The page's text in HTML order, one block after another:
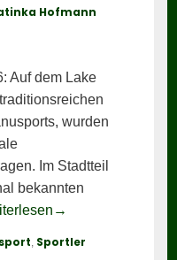
Hofmann
Auf dem Lake
wurden
Im Stadtteil
bekannten
Rheinbrüder
→
, Sportler